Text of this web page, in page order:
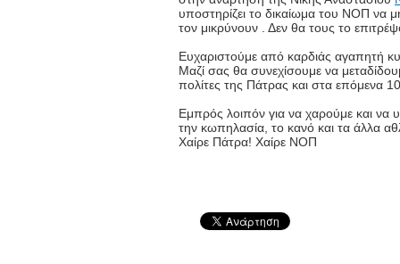
υποστηρίζει το δικαίωμα του ΝΟΠ να
τον μικρύνουν . Δεν θα τους το
Ευχαριστούμε από καρδιάς αγαπητή
Μαζί σας θα συνεχίσουμε να
πολίτες της Πάτρας και στα επόμενα
Εμπρός λοιπόν για να χαρούμε και να
την κωπηλασία, το κανό και τα άλλα
Χαίρε Πάτρα! Χαίρε ΝΟΠ